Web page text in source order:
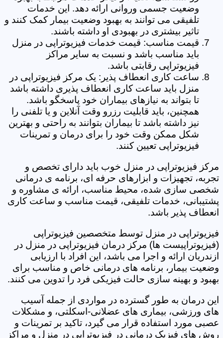
وضعیت جسمی وروانی ارائه دهد. این خدمات
تلفیقی می توانند به بهبود وضعیت بیمار کمک کنند و
تاثیر بیشتری در بهبودی او داشته باشند.
قیمت مناسب: قیمت خدمات فیزیوتراپی در منزل
باید مناسب باشد و نسبت به سایر مراکز
فیزیوتراپی رقابتی باشد.
ساعت کاری انعطاف پذیر: یک مرکز فیزیوتراپی در
منزل باید ساعت کاری انعطاف پذیری داشته باشد
تا بتواند به نیازهای بیماران خود پاسخگو باشد.
همچنین، باید قابلیت رزرو وقت آنلاین و یا تلفنی را
نیز داشته باشد تا بیماران بتوانند به راحتی و بهترین
شکل ممکن وقت خود را برای درمان و تمرینات
فیزیوتراپی تعیین کنند.
مرکز فیزیوتراپی در منزل خوب باید دارای تخصص و
تجربه، تجهیزات و ابزارهای حرفه ای، برنامه ی درمانی
شخصی سازی شده، محیط مناسب، ارائه ی مشاوره و
پشتیبانی، خدمات تلفیقی، قیمت مناسب و ساعت کاری
انعطاف پذیر باشد.
فیزیوتراپی در منزل توسط متخصصین فیزیوتراپی
(فیزیوتراپیست ها) مرکز درمان فیزیوتراپی در منزل در
ازندریان ارائه و اجرا می باشد، این افراد با ارزیابی
وضعیت بیمار، برنامه های درمانی خاص و مناسب برای
بهبود و بهینه سازی حالت فیزیکی فرد را تدوین می کنند.
این درمان به طور گسترده در مواردی از جمله آسیب
های ورزشی، بیماری های عضلانی-اسکلتی، و مشکلات
عصبی مورد استفاده قرار می گیرد، تاکید بر تمرینات و
روش های فیزیک درمانی در فیزیوتراپی در منزل و مراکز